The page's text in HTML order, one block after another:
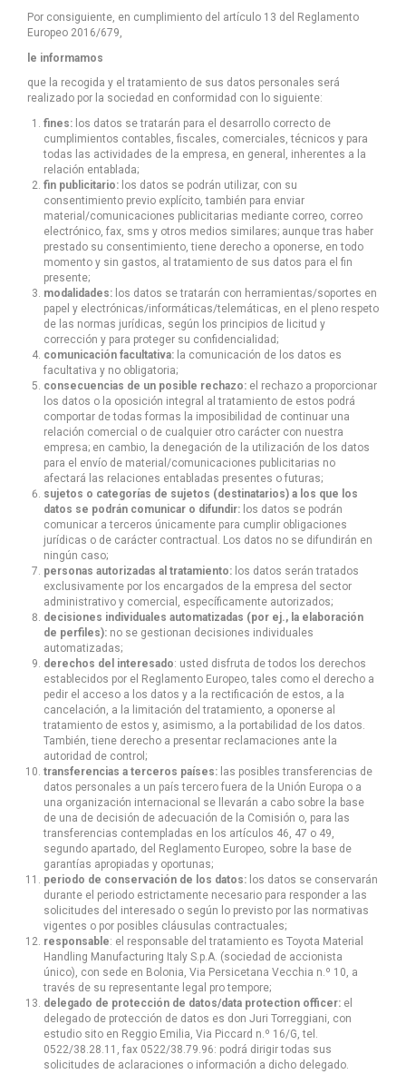
Por consiguiente, en cumplimiento del artículo 13 del Reglamento
Europeo 2016/679,
le informamos
que la recogida y el tratamiento de sus datos personales será
realizado por la sociedad en conformidad con lo siguiente:
fines: los datos se tratarán para el desarrollo correcto de
cumplimientos contables, fiscales, comerciales, técnicos y para
todas las actividades de la empresa, en general, inherentes a la
relación entablada;
fin publicitario: los datos se podrán utilizar, con su
consentimiento previo explícito, también para enviar
material/comunicaciones publicitarias mediante correo, correo
electrónico, fax, sms y otros medios similares; aunque tras haber
prestado su consentimiento, tiene derecho a oponerse, en todo
momento y sin gastos, al tratamiento de sus datos para el fin
presente;
modalidades: los datos se tratarán con herramientas/soportes en
papel y electrónicas/informáticas/telemáticas, en el pleno respeto
de las normas jurídicas, según los principios de licitud y
corrección y para proteger su confidencialidad;
comunicación facultativa: la comunicación de los datos es
facultativa y no obligatoria;
consecuencias de un posible rechazo: el rechazo a proporcionar
los datos o la oposición integral al tratamiento de estos podrá
comportar de todas formas la imposibilidad de continuar una
relación comercial o de cualquier otro carácter con nuestra
empresa; en cambio, la denegación de la utilización de los datos
para el envío de material/comunicaciones publicitarias no
afectará las relaciones entabladas presentes o futuras;
sujetos o categorías de sujetos (destinatarios) a los que los
datos se podrán comunicar o difundir: los datos se podrán
comunicar a terceros únicamente para cumplir obligaciones
jurídicas o de carácter contractual. Los datos no se difundirán en
ningún caso;
personas autorizadas al tratamiento: los datos serán tratados
exclusivamente por los encargados de la empresa del sector
administrativo y comercial, específicamente autorizados;
decisiones individuales automatizadas (por ej., la elaboración
de perfiles): no se gestionan decisiones individuales
automatizadas;
derechos del interesado: usted disfruta de todos los derechos
establecidos por el Reglamento Europeo, tales como el derecho a
pedir el acceso a los datos y a la rectificación de estos, a la
cancelación, a la limitación del tratamiento, a oponerse al
tratamiento de estos y, asimismo, a la portabilidad de los datos.
También, tiene derecho a presentar reclamaciones ante la
autoridad de control;
transferencias a terceros países: las posibles transferencias de
datos personales a un país tercero fuera de la Unión Europa o a
una organización internacional se llevarán a cabo sobre la base
de una de decisión de adecuación de la Comisión o, para las
transferencias contempladas en los artículos 46, 47 o 49,
segundo apartado, del Reglamento Europeo, sobre la base de
garantías apropiadas y oportunas;
periodo de conservación de los datos: los datos se conservarán
durante el periodo estrictamente necesario para responder a las
solicitudes del interesado o según lo previsto por las normativas
vigentes o por posibles cláusulas contractuales;
responsable: el responsable del tratamiento es Toyota Material
Handling Manufacturing Italy S.p.A. (sociedad de accionista
único), con sede en Bolonia, Via Persicetana Vecchia n.º 10, a
través de su representante legal pro tempore;
delegado de protección de datos/data protection officer: el
delegado de protección de datos es don Juri Torreggiani, con
estudio sito en Reggio Emilia, Via Piccard n.º 16/G, tel.
0522/38.28.11, fax 0522/38.79.96: podrá dirigir todas sus
solicitudes de aclaraciones o información a dicho delegado.